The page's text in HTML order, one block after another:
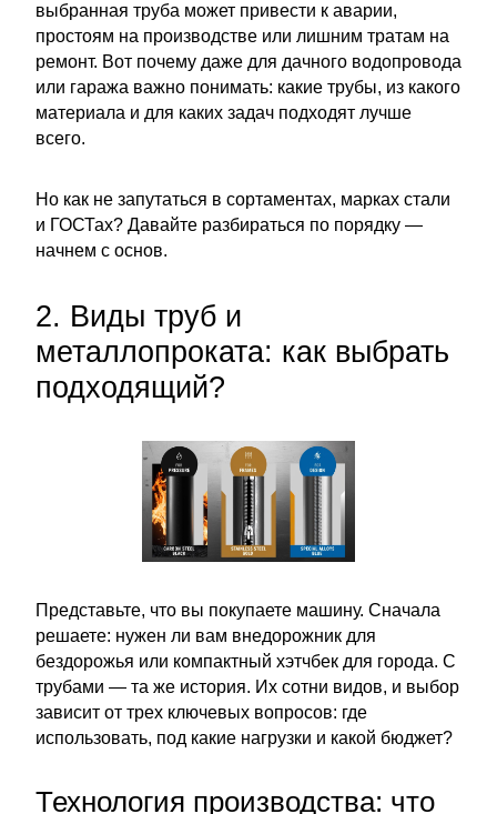
выбранная труба может привести к аварии,
простоям на производстве или лишним тратам на
ремонт. Вот почему даже для дачного водопровода
или гаража важно понимать: какие трубы, из какого
материала и для каких задач подходят лучше
всего.
Но как не запутаться в сортаментах, марках стали
и ГОСТах? Давайте разбираться по порядку —
начнем с основ.
2. Виды труб и
металлопроката: как выбрать
подходящий?
Представьте, что вы покупаете машину. Сначала
решаете: нужен ли вам внедорожник для
бездорожья или компактный хэтчбек для города. С
трубами — та же история. Их сотни видов, и выбор
зависит от трех ключевых вопросов: где
использовать, под какие нагрузки и какой бюджет?
Технология производства: что